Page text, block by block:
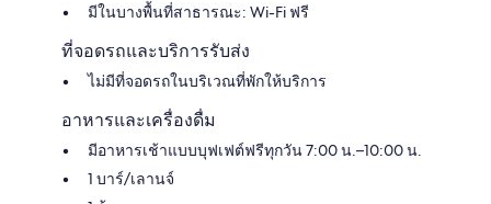
มีในบางพื้นที่สาธารณะ: Wi-Fi ฟรี
ที่จอดรถและบริการรับส่ง
ไม่มีที่จอดรถในบริเวณที่พักให้บริการ
อาหารและเครื่องดื่ม
มีอาหารเช้าแบบบุฟเฟต์ฟรีทุกวัน 7:00 น.–10:00 น.
1 บาร์/เลานจ์